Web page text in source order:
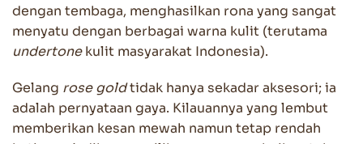
dengan tembaga, menghasilkan rona yang sangat
menyatu dengan berbagai warna kulit (terutama
undertonekulit masyarakat Indonesia).
Gelang rose goldtidak hanya sekadar aksesori; ia
adalah pernyataan gaya. Kilauannya yang lembut
memberikan kesan mewah namun tetap rendah